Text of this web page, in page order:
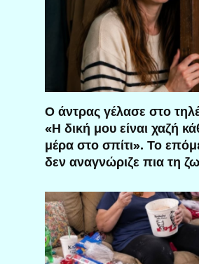
Ο άντρας γέλασε στο
«Η δική μου είναι χαζή
μέρα στο σπίτι». Το
δεν αναγνώριζε πια τη